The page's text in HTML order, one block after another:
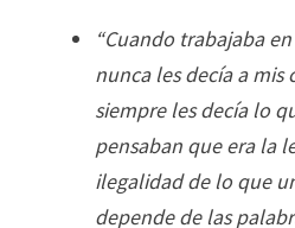
“Cuando trabajaba
nunca les decía a mis
siempre les decía lo
pensaban que era la
ilegalidad de lo que
depende de las